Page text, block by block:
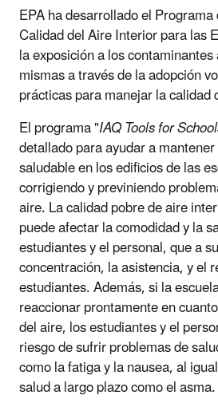
EPA ha desarrollado el
Calidad del Aire Interior para las
la exposición a los
mismas a través de la adopción
prácticas para manejar la
El programa "IAQ Tools for
detallado para ayudar a
saludable en los edificios de las
corrigiendo y previniendo
aire. La calidad pobre de aire
puede afectar la comodidad y la
estudiantes y el personal, que a
concentración, la asistencia, y el
estudiantes. Además, si la
reaccionar prontamente en
del aire, los estudiantes y el
riesgo de sufrir problemas de
como la fatiga y la nausea, al
salud a largo plazo como el asma.